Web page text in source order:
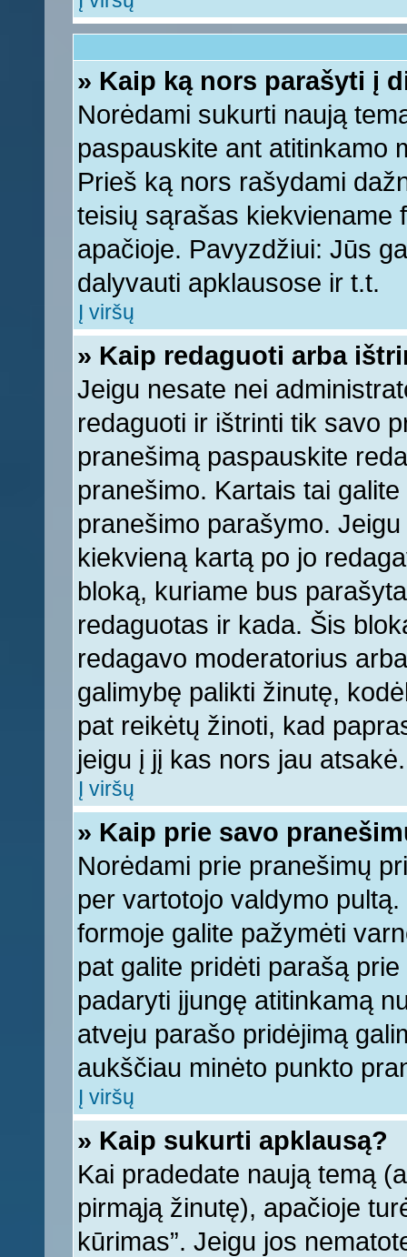
» Kaip ką nors parašyti į
Norėdami sukurti naują
paspauskite ant atitinkamo
Prieš ką nors rašydami
teisių sąrašas kiekviename
apačioje. Pavyzdžiui: Jūs
dalyvauti apklausose ir t.t.
Į viršų
» Kaip redaguoti arba
Jeigu nesate nei
redaguoti ir ištrinti tik savo
pranešimą paspauskite
pranešimo. Kartais tai
pranešimo parašymo.
kiekvieną kartą po jo
bloką, kuriame bus
redaguotas ir kada. Šis
redagavo moderatorius
galimybę palikti žinutę,
pat reikėtų žinoti, kad
jeigu į jį kas nors jau atsakė.
Į viršų
» Kaip prie savo
Norėdami prie pranešimų
per vartotojo valdymo
formoje galite pažymėti
pat galite pridėti parašą
padaryti įjungę atitinkamą
atveju parašo pridėjimą
aukščiau minėto punkto
Į viršų
» Kaip sukurti apklausą?
Kai pradedate naują temą
pirmąją žinutę), apačioje
kūrimas”. Jeigu jos